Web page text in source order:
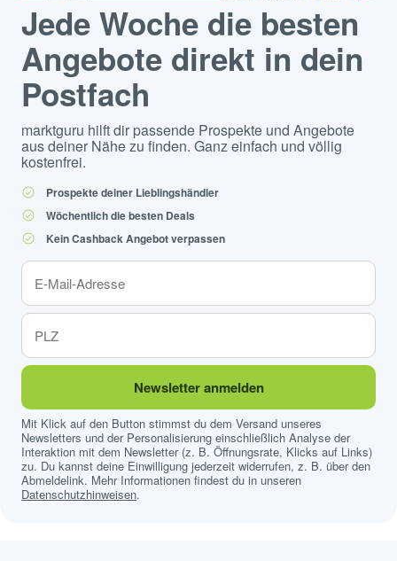
Jede Woche die besten
Angebote direkt in dein
Postfach
marktguru hilft dir passende Prospekte und Angebote
aus deiner Nähe zu finden. Ganz einfach und völlig
kostenfrei.
Prospekte deiner Lieblingshändler
Wöchentlich die besten Deals
Kein Cashback Angebot verpassen
Newsletter anmelden
Mit Klick auf den Button stimmst du dem Versand unseres
Newsletters und der Personalisierung einschließlich Analyse der
Interaktion mit dem Newsletter (z. B. Öffnungsrate, Klicks auf Links)
zu. Du kannst deine Einwilligung jederzeit widerrufen, z. B. über den
Abmeldelink. Mehr Informationen findest du in unseren
Datenschutzhinweisen.